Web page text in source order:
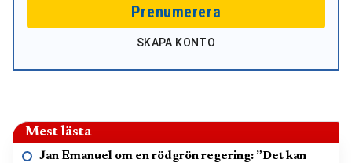
Prenumerera
SKAPA KONTO
Mest lästa
Jan Emanuel om en rödgrön regering: ”Det kan